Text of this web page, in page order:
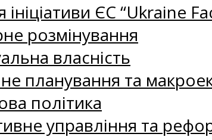
ініціативи ЄС “Ukraine
розмінування
власність
планування та
політика
управління та